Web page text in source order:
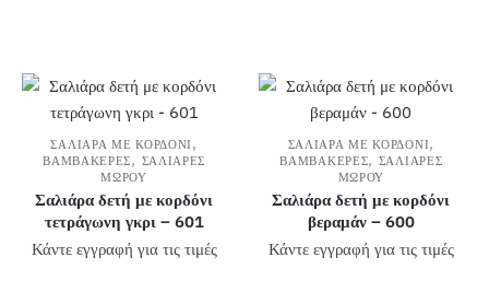
ΣΑΛΙΆΡΑ ΜΕ ΚΟΡΔΌΝΙ ,
ΒΑΜΒΑΚΕΡΈΣ, ΣΑΛΙΆΡΕΣ
ΜΩΡΟΎ
Σαλιάρα δετή με κορδόνι
τετράγωνη γκρι – 601
Κάντε εγγραφή για τις τιμές
ΣΑΛΙΆΡΑ ΜΕ ΚΟΡΔΌΝΙ,
ΒΑΜΒΑΚΕΡΈΣ, ΣΑΛΙΆΡΕΣ
ΜΩΡΟΎ
Σαλιάρα δετή με κορδόνι
βεραμάν – 600
Κάντε εγγραφή για τις τιμές